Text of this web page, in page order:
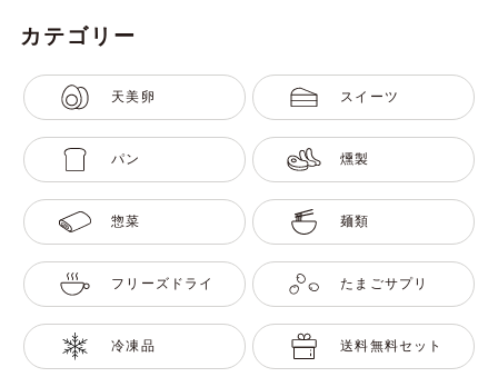
カテゴリー
天美卵 スイーツ
パン 燻製
惣菜 麺類
フリーズドライ たまごサプリ
冷凍品 送料無料セット